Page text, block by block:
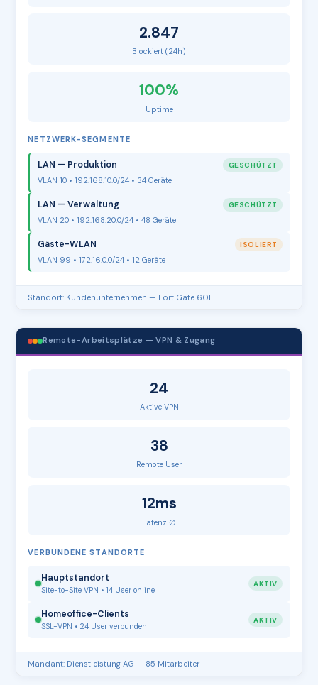
2.847
Blockiert (24h)
100%
Uptime
NETZWERK-SEGMENTE
LAN — Produktion GESCHÜTZT
VLAN 10 • 192.168.10.0/24 • 34 Geräte
LAN — Verwaltung GESCHÜTZT
VLAN 20 • 192.168.20.0/24 • 48 Geräte
Gäste-WLAN ISOLIERT
VLAN 99 • 172.16.0.0/24 • 12 Geräte
Standort: Kundenunternehmen — FortiGate 60F
Remote-Arbeitsplätze — VPN & Zugang
24
Aktive VPN
38
Remote User
12ms
Latenz ∅
VERBUNDENE STANDORTE
Hauptstandort
Site-to-Site VPN • 14 User online
AKTIV
Homeoffice-Clients
SSL-VPN • 24 User verbunden
AKTIV
Mandant: Dienstleistung AG — 85 Mitarbeiter